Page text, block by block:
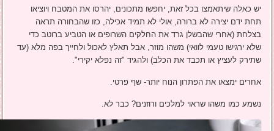
יש כאלה שיתאמצו בכל זאת, יחפשו מתכונים, יהרסו את המטבח ויוציאו
תחת ידם יצירה לא ברורה, אולי לא תמיד אכילה, כזו שהבחורה תראה
בצלחת (אחרי שהבשלן גרד את החלקים השרופים או הטביע ברוטב כדי
שלא ירגישו טעמי לוואי) משהו מוזר, אבל תאלץ לאכול ולחייך בפה מלא (עד
שתירק לעציץ או תכבד את הכלב) ולהגיד "זה נפלא יקירי".
אחרים ימצאו את הפתרון הנוח יותר- שף פרטי.
נשמע כמו משהו שראוי למלכים ורוזנים? כבר לא.